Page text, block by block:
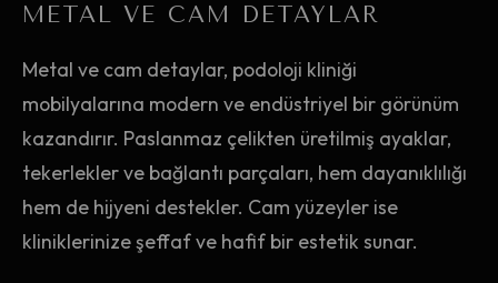
METAL VE CAM DETAYLAR
Metal ve cam detaylar, podoloji kliniği
mobilyalarına modern ve endüstriyel bir görünüm
kazandırır. Paslanmaz çelikten üretilmiş ayaklar,
tekerlekler ve bağlantı parçaları, hem dayanıklılığı
hem de hijyeni destekler. Cam yüzeyler ise
kliniklerinize şeffaf ve hafif bir estetik sunar.